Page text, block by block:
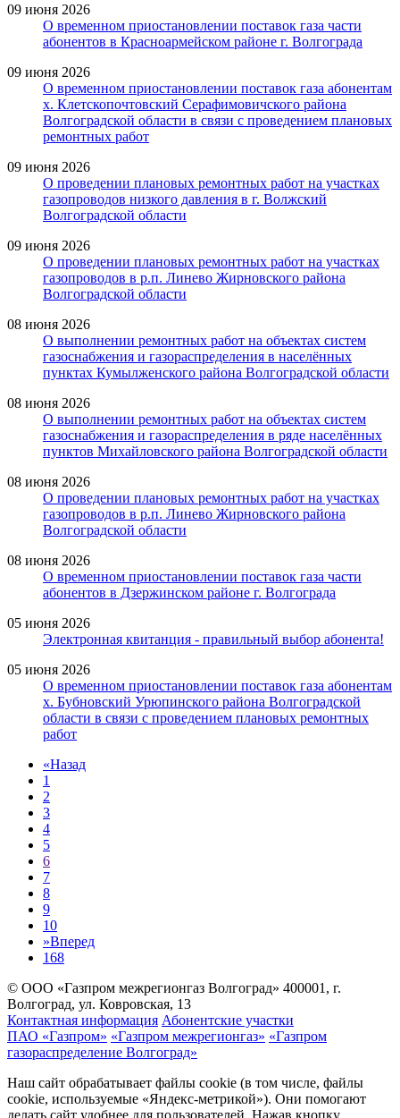
09 июня 2026
О временном приостановлении поставок газа части
абонентов в Красноармейском районе г. Волгограда
09 июня 2026
О временном приостановлении поставок газа абонентам
х. Клетскопочтовский Серафимовичского района
Волгоградской области в связи с проведением плановых
ремонтных работ
09 июня 2026
О проведении плановых ремонтных работ на участках
газопроводов низкого давления в г. Волжский
Волгоградской области
09 июня 2026
О проведении плановых ремонтных работ на участках
газопроводов в р.п. Линево Жирновского района
Волгоградской области
08 июня 2026
О выполнении ремонтных работ на объектах систем
газоснабжения и газораспределения в населённых
пунктах Кумылженского района Волгоградской области
08 июня 2026
О выполнении ремонтных работ на объектах систем
газоснабжения и газораспределения в ряде населённых
пунктов Михайловского района Волгоградской области
08 июня 2026
О проведении плановых ремонтных работ на участках
газопроводов в р.п. Линево Жирновского района
Волгоградской области
08 июня 2026
О временном приостановлении поставок газа части
абонентов в Дзержинском районе г. Волгограда
05 июня 2026
Электронная квитанция - правильный выбор абонента!
05 июня 2026
О временном приостановлении поставок газа абонентам
х. Бубновский Урюпинского района Волгоградской
области в связи с проведением плановых ремонтных
работ
«Назад
1
2
3
4
5
6
7
8
9
10
»Вперед
168
© ООО «Газпром межрегионгаз Волгоград» 400001, г.
Волгоград, ул. Ковровская, 13
Контактная информация Абонентские участки
ПАО «Газпром» «Газпром межрегионгаз» «Газпром
газораспределение Волгоград»
Наш сайт обрабатывает файлы cookie (в том числе, файлы
cookie, используемые «Яндекс-метрикой»). Они помогают
делать сайт удобнее для пользователей. Нажав кнопку